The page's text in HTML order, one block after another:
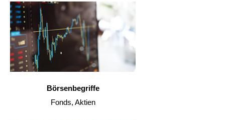
Börsenbegriffe
Fonds, Aktien